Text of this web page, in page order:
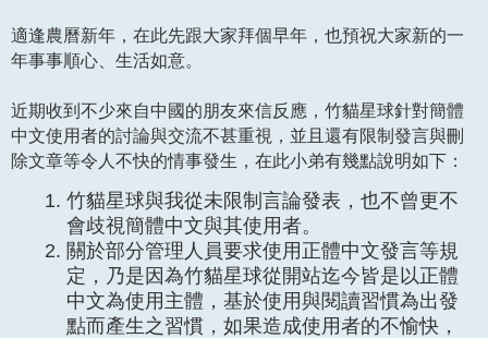
適逢農曆新年，在此先跟大家拜個早年，也預祝大家新的一
年事事順心、生活如意。
近期收到不少來自中國的朋友來信反應，竹貓星球針對簡體
中文使用者的討論與交流不甚重視，並且還有限制發言與刪
除文章等令人不快的情事發生，在此小弟有幾點說明如下：
竹貓星球與我從未限制言論發表，也不曾更不
會歧視簡體中文與其使用者。
關於部分管理人員要求使用正體中文發言等規
定，乃是因為竹貓星球從開站迄今皆是以正體
中文為使用主體，基於使用與閱讀習慣為出發
點而產生之習慣，如果造成使用者的不愉快，